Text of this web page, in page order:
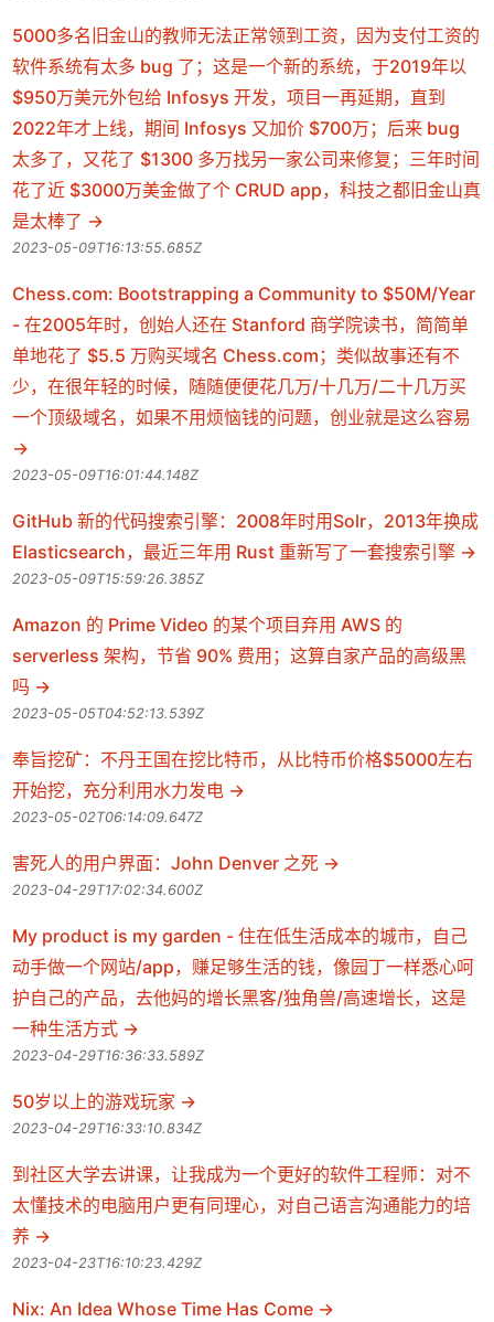
5000多名旧金山的教师无法正常领到工资，因为支付工资的
软件系统有太多 bug 了；这是一个新的系统，于2019年以
$950万美元外包给 Infosys 开发，项目一再延期，直到
2022年才上线，期间 Infosys 又加价 $700万；后来 bug
太多了，又花了 $1300 多万找另一家公司来修复；三年时间
花了近 $3000万美金做了个 CRUD app，科技之都旧金山真
是太棒了
2023-05-09T16:13:55.685Z
Chess.com: Bootstrapping a Community to $50M/Year
- 在2005年时，创始人还在 Stanford 商学院读书，简简单
单地花了 $5.5 万购买域名 Chess.com；类似故事还有不
少，在很年轻的时候，随随便便花几万/十几万/二十几万买
一个顶级域名，如果不用烦恼钱的问题，创业就是这么容易
2023-05-09T16:01:44.148Z
GitHub 新的代码搜索引擎：2008年时用Solr，2013年换成
Elasticsearch，最近三年用 Rust 重新写了一套搜索引擎
2023-05-09T15:59:26.385Z
Amazon 的 Prime Video 的某个项目弃用 AWS 的
serverless 架构，节省 90% 费用；这算自家产品的高级黑
吗
2023-05-05T04:52:13.539Z
奉旨挖矿：不丹王国在挖比特币，从比特币价格$5000左右
开始挖，充分利用水力发电
2023-05-02T06:14:09.647Z
害死人的用户界面：John Denver 之死
2023-04-29T17:02:34.600Z
My product is my garden - 住在低生活成本的城市，自己
动手做一个网站/app，赚足够生活的钱，像园丁一样悉心呵
护自己的产品，去他妈的增长黑客/独角兽/高速增长，这是
一种生活方式
2023-04-29T16:36:33.589Z
50岁以上的游戏玩家
2023-04-29T16:33:10.834Z
到社区大学去讲课，让我成为一个更好的软件工程师：对不
太懂技术的电脑用户更有同理心，对自己语言沟通能力的培
养
2023-04-23T16:10:23.429Z
Nix: An Idea Whose Time Has Come